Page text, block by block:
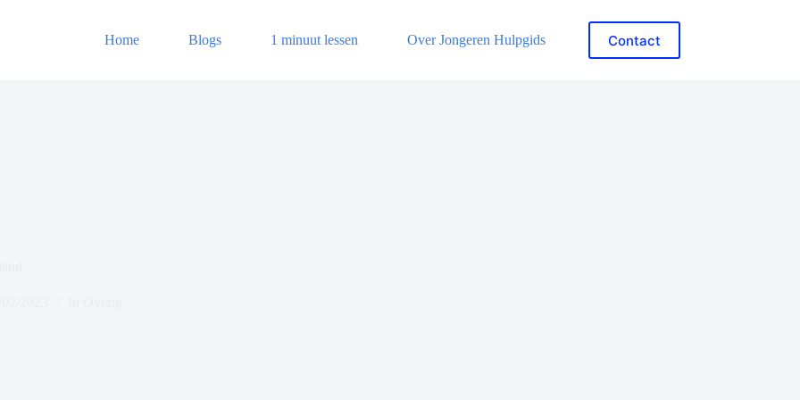
Home Blogs 1 minuut lessen Over Jongeren Hulpgids Contact